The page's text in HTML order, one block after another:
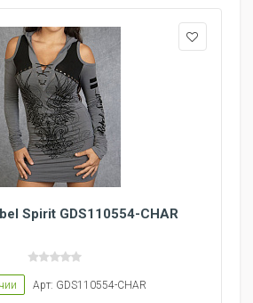
Spirit GDS110554-CHAR
Арт: GDS110554-CHAR